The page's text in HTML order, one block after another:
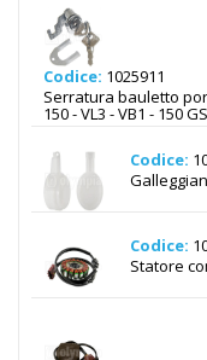
Codice: 1025911
Serratura bauletto
150 - VL3 - VB1 - 150
Codice:
Codice:
Statore